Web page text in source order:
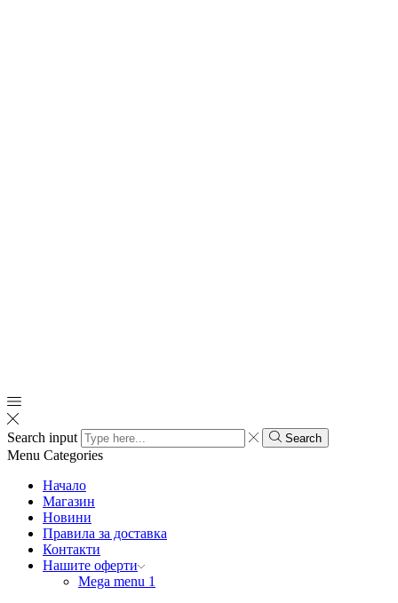
Search input Search
Menu Categories
Начало
Магазин
Новини
Правила за доставка
Контакти
Нашите оферти
Mega menu 1